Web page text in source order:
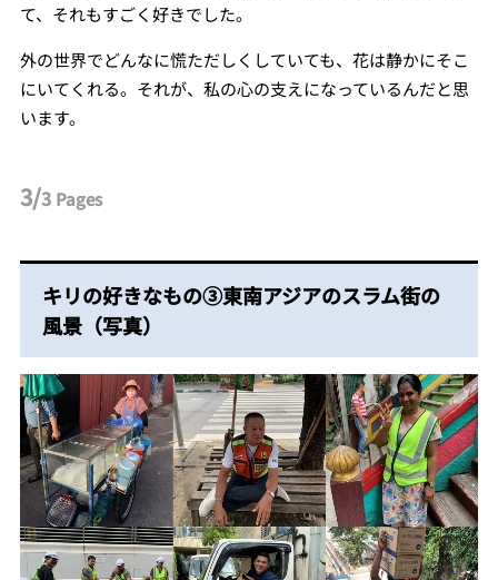
て、それもすごく好きでした。
外の世界でどんなに慌ただしくしていても、花は静かにそこ
にいてくれる。それが、私の心の支えになっているんだと思
います。
3/3 Pages
キリの好きなもの③東南アジアのスラム街の
風景（写真）